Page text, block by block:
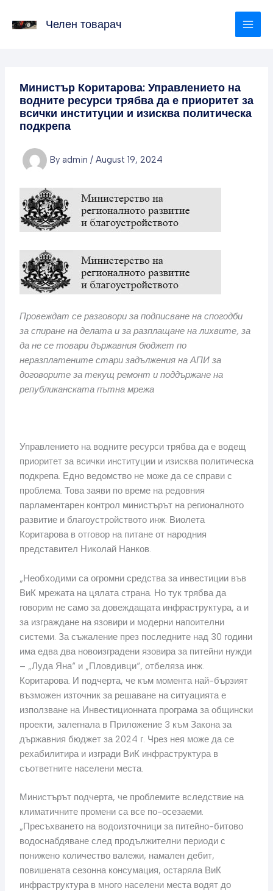
Челен товарач
Министър Коритарова: Управлението на
водните ресурси трябва да е приоритет за
всички институции и изисква политическа
подкрепа
By admin / August 19, 2024
Провеждат се разговори за подписване на спогодби
за спиране на делата и за разплащане на лихвите, за
да не се товари държавния бюджет по
неразплатените стари задължения на АПИ за
договорите за текущ ремонт и поддържане на
републиканската пътна мрежа
Управлението на водните ресурси трябва да е водещ
приоритет за всички институции и изисква политическа
подкрепа. Едно ведомство не може да се справи с
проблема. Това заяви по време на редовния
парламентарен контрол министърът на регионалното
развитие и благоустройството инж. Виолета
Коритарова в отговор на питане от народния
представител Николай Нанков.
„Необходими са огромни средства за инвестиции във
ВиК мрежата на цялата страна. Но тук трябва да
говорим не само за довеждащата инфраструктура, а и
за изграждане на язовири и модерни напоителни
системи. За съжаление през последните над 30 години
има едва два новоизградени язовира за питейни нужди
– „Луда Яна“ и „Пловдивци“, отбеляза инж.
Коритарова. И подчерта, че към момента най-бързият
възможен източник за решаване на ситуацията е
използване на Инвестиционната програма за общински
проекти, залегнала в Приложение 3 към Закона за
държавния бюджет за 2024 г. Чрез нея може да се
рехабилитира и изгради ВиК инфраструктура в
съответните населени места.
Министърът подчерта, че проблемите вследствие на
климатичните промени са все по-осезаеми.
„Пресъхването на водоизточници за питейно-битово
водоснабдяване след продължителни периоди с
понижено количество валежи, намален дебит,
повишената сезонна консумация, остаряла ВиК
инфраструктура в много населени места водят до